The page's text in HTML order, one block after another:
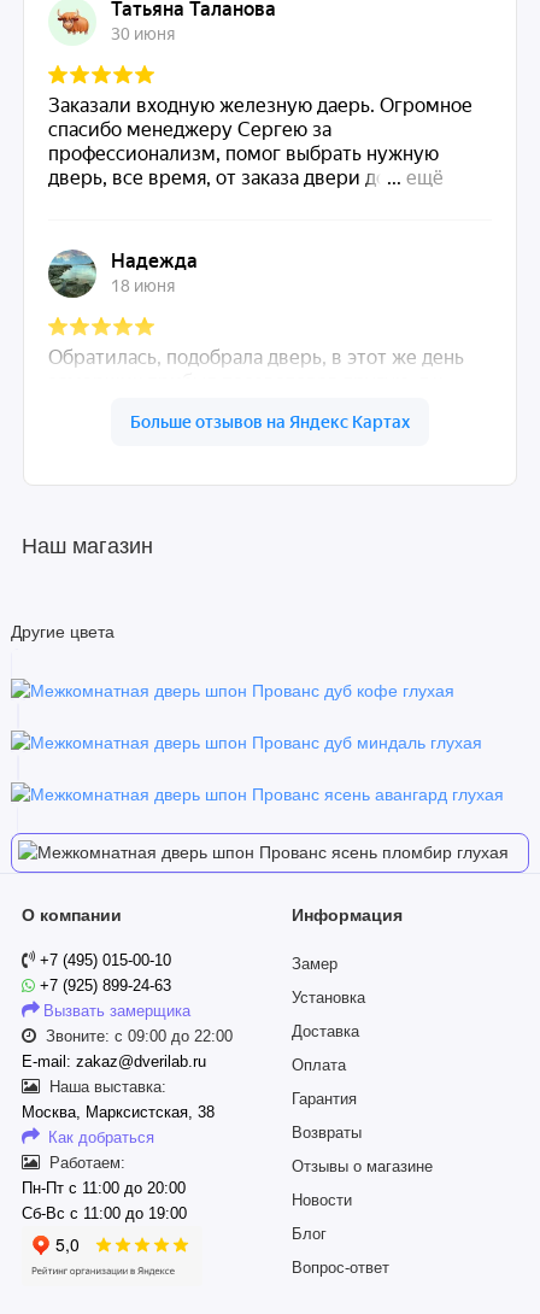
Наш магазин
Другие цвета
О компании
+7 (495) 015-00-10
+7 (925) 899-24-63
Вызвать замерщика
Звоните: с 09:00 до 22:00
E-mail: zakaz@dverilab.ru
Наша выставка:
Москва, Марксистская, 38
Как добраться
Работаем:
Пн-Пт с 11:00 до 20:00
Сб-Вс с 11:00 до 19:00
Информация
Замер
Установка
Доставка
Оплата
Гарантия
Возвраты
Отзывы о магазине
Новости
Блог
Вопрос-ответ